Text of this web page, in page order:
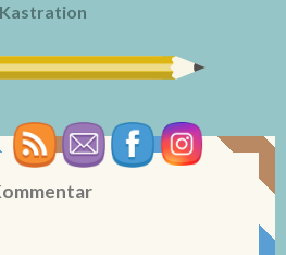
Kastration